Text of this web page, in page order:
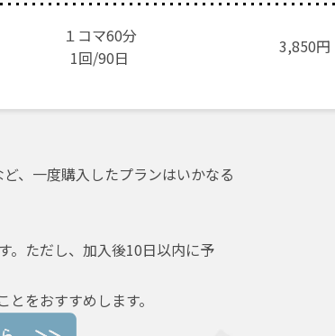
１コマ60分
1回/90日
3,850円
、一度購入したプランはいかなる
。ただし、加入後10日以内に予
をおすすめします。